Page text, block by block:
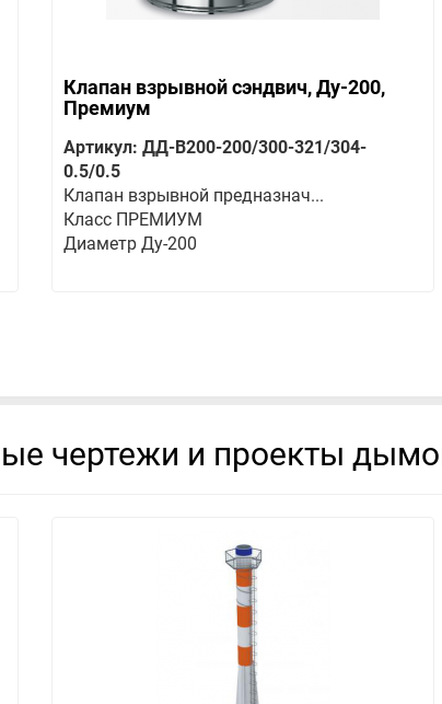
Клапан взрывной сэндвич, Ду-200,
Премиум
Артикул: ДД-В200-200/300-321/304-
0.5/0.5
Клапан взрывной предназнач...
Класс ПРЕМИУМ
Диаметр Ду-200
чертежи и проекты